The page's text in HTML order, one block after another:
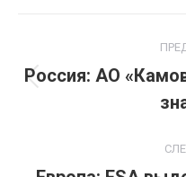
по
Россия: АО